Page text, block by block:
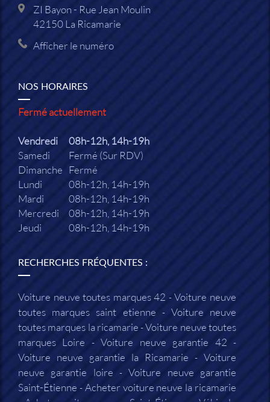
ZI Bayon - Rue Jean Moulin
42150La Ricamarie
Afficher le numéro
NOS HORAIRES
Fermé actuellement
Vendredi
08h-12h, 14h-19h
Samedi
Fermé (Sur RDV)
Dimanche Fermé
Lundi
08h-12h, 14h-19h
Mardi
08h-12h, 14h-19h
Mercredi
08h-12h, 14h-19h
Jeudi
08h-12h, 14h-19h
RECHERCHES FRÉQUENTES :
Voiture neuve toutes marques 42
Voiture neuve
toutes marques saint etienne
Voiture neuve
toutes marques la ricamarie Voiture neuve toutes
marques Loire
Voiture neuve garantie 42
Voiture neuve garantie la Ricamarie
Voiture
neuve garantie loire
Voiture neuve garantie
Saint-Étienne
Acheter voiture neuve la ricamarie